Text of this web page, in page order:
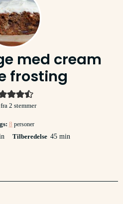
med cream
frosting
fra 2 stemmer
8 personer
Tilberedelse 45minutter
min